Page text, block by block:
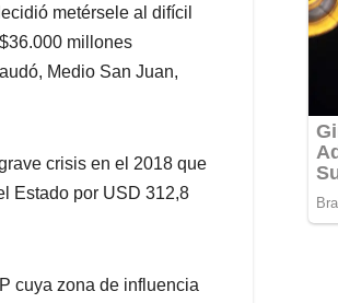
metérsele al difícil
millones
Medio San Juan,
crisis en el 2018 que
Estado por USD 312,8
cuya zona de influencia